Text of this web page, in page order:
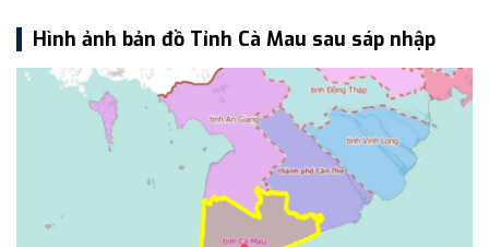
Hình ảnh bản đồ Tỉnh Cà Mau sau sáp nhập